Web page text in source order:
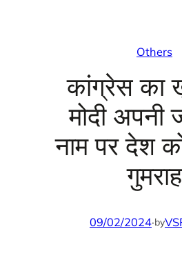
Others
कांग्रेस का
मोदी अपनी
नाम पर देश
गुमराह
09/02/2024·by